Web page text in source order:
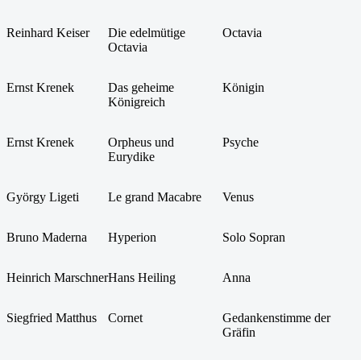
Reinhard Keiser
Die edelmütige
Octavia
Octavia
Ernst Krenek
Das geheime
Königreich
Königin
Ernst Krenek
Orpheus und
Eurydike
Psyche
György Ligeti Le grand Macabre Venus
Bruno Maderna Hyperion Solo Sopran
Heinrich MarschnerHans Heiling Anna
Siegfried Matthus Cornet
Gedankenstimme der
Gräfin